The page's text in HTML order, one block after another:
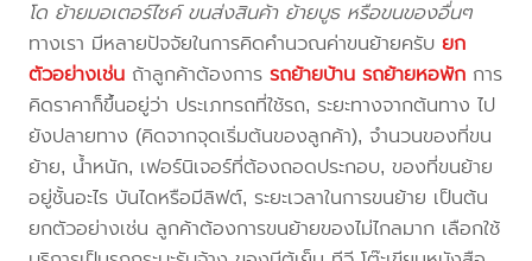
โด ย้ายมอเตอร์ไซค์ ขนส่งสินค้า ย้ายบูธ หรือขนของอื่นๆ
ทางเรา มีหลายปัจจัยในการคิดคำนวณค่าขนย้ายครับยก
ตัวอย่างเช่น ถ้าลูกค้าต้องการรถย้ายบ้าน รถย้ายหอพัก การ
คิดราคาก็ขึ้นอยู่ว่า ประเภทรถที่ใช้รถ, ระยะทางจากต้นทาง ไป
ยังปลายทาง (คิดจากจุดเริ่มต้นของลูกค้า), จำนวนของที่ขน
ย้าย, น้ำหนัก, เฟอร์นิเจอร์ที่ต้องถอดประกอบ, ของที่ขนย้าย
อยู่ชั้นอะไร บันไดหรือมีลิฟต์, ระยะเวลาในการขนย้าย เป็นต้น
ยกตัวอย่างเช่น ลูกค้าต้องการขนย้ายของไม่ไกลมาก เลือกใช้